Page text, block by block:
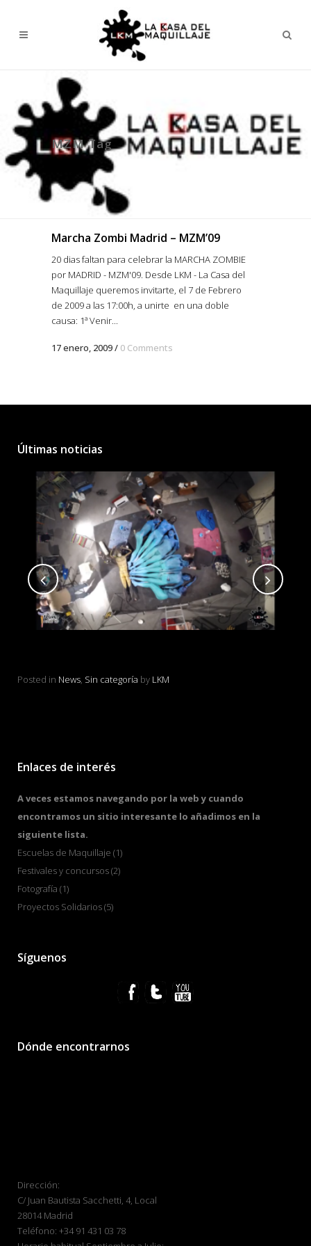
MZM Tag
Marcha Zombi Madrid – MZM’09
20 dias faltan para celebrar la MARCHA ZOMBIE
por MADRID - MZM'09. Desde LKM - La Casa del
Maquillaje queremos invitarte, el 7 de Febrero
de 2009 a las 17:00h, a unirte en una doble
causa: 1ª Venir...
17 enero, 2009/ 0 Comments
Últimas noticias
Posted in News, Sin categoría by LKM
Enlaces de interés
A veces estamos navegando por la web y cuando
encontramos un sitio interesante lo añadimos en la
siguiente lista.
Escuelas de Maquillaje (1)
Festivales y concursos(2)
Fotografía (1)
Proyectos Solidarios(5)
Síguenos
Dónde encontrarnos
Dirección:
C/ Juan Bautista Sacchetti, 4, Local
28014 Madrid
Teléfono: +34 91 431 03 78